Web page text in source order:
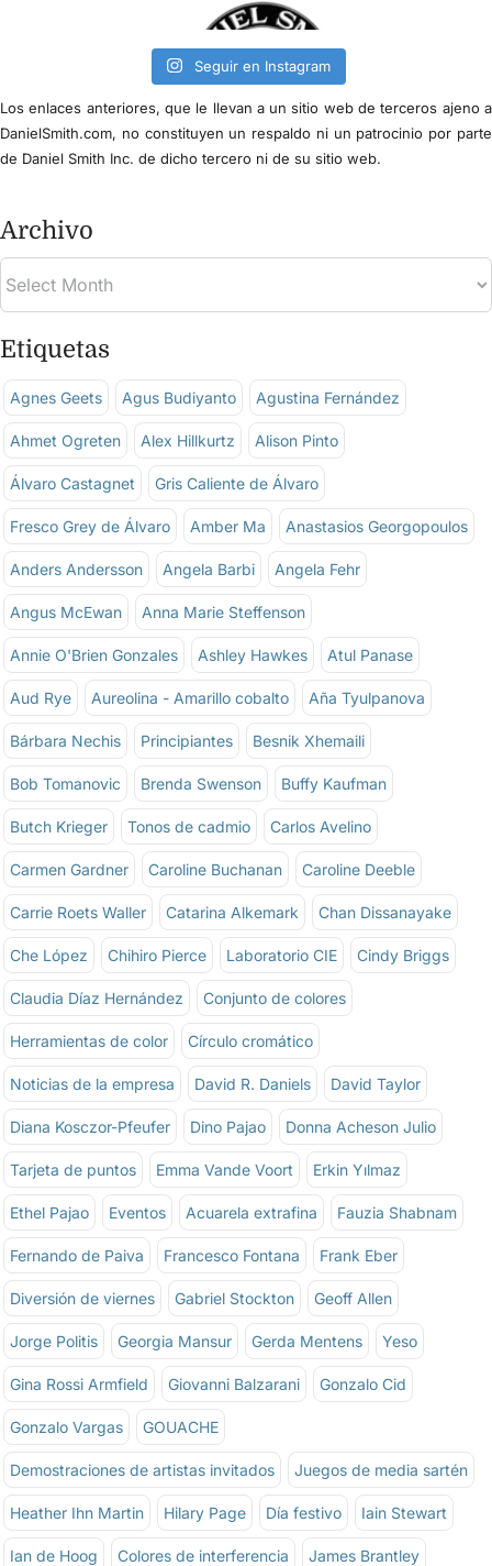
Seguir en Instagram
Los enlaces anteriores, que le llevan a un sitio web de terceros ajeno a
DanielSmith.com, no constituyen un respaldo ni un patrocinio por parte
de Daniel Smith Inc. de dicho tercero ni de su sitio web.
Archivo
Etiquetas
Agnes Geets Agus Budiyanto Agustina Fernández
Ahmet Ogreten Alex Hillkurtz Alison Pinto
Álvaro Castagnet Gris Caliente de Álvaro
Fresco Grey de Álvaro Amber Ma Anastasios Georgopoulos
Anders Andersson Angela Barbi Angela Fehr
Angus McEwan Anna Marie Steffenson
Annie O'Brien Gonzales Ashley Hawkes Atul Panase
Aud Rye Aureolina - Amarillo cobalto Aña Tyulpanova
Bárbara Nechis Principiantes Besnik Xhemaili
Bob Tomanovic Brenda Swenson Buffy Kaufman
Butch Krieger Tonos de cadmio Carlos Avelino
Carmen Gardner Caroline Buchanan Caroline Deeble
Carrie Roets Waller Catarina Alkemark Chan Dissanayake
Che López Chihiro Pierce Laboratorio CIE Cindy Briggs
Claudia Díaz Hernández Conjunto de colores
Herramientas de color Círculo cromático
Noticias de la empresa David R. Daniels David Taylor
Diana Kosczor-Pfeufer Dino Pajao Donna Acheson Julio
Tarjeta de puntos Emma Vande Voort Erkin Yılmaz
Ethel Pajao Eventos Acuarela extrafina Fauzia Shabnam
Fernando de Paiva Francesco Fontana Frank Eber
Diversión de viernes Gabriel Stockton Geoff Allen
Jorge Politis Georgia Mansur Gerda Mentens Yeso
Gina Rossi Armfield Giovanni Balzarani Gonzalo Cid
Gonzalo Vargas GOUACHE
Demostraciones de artistas invitados Juegos de media sartén
Heather Ihn Martin Hilary Page Día festivo Iain Stewart
Ian de Hoog Colores de interferencia James Brantley